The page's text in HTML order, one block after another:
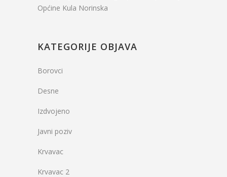
Općine Kula Norinska
KATEGORIJE OBJAVA
Borovci
Desne
Izdvojeno
Javni poziv
Krvavac
Krvavac 2